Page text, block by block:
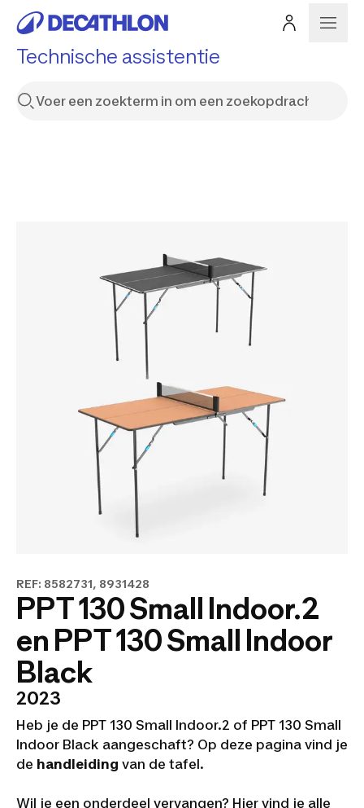
Technische assistentie
REF: 8582731, 8931428
PPT 130 Small Indoor.2
en PPT 130 Small Indoor
Black
2023
Heb je de PPT 130 Small Indoor.2 of PPT 130 Small
Indoor Black aangeschaft? Op deze pagina vind je
de handleiding van de tafel.
Wil je een onderdeel vervangen? Hier vind je alle